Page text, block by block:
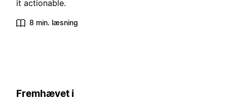
it actionable.
8 min. læsning
Fremhævet i